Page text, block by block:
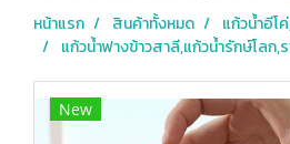
หน้าแรก สินค้าทั้งหมด
แก้วน้ำอีโ
แก้วน้ำฟางข้าวสาลี,แก้วน้ำรักษ์โลก,
New